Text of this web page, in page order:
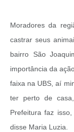
Moradores da
castrar seus
bairro São
importância da
faixa na UBS, aí
ter perto de
Prefeitura faz
disse Maria Luzia.